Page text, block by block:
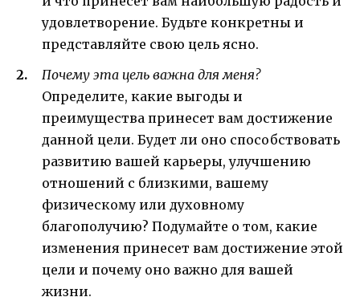
удовлетворение. Будьте конкретны и
представляйте свою цель ясно.
Почему эта цель важна для меня?
Определите, какие выгоды и
преимущества принесет вам достижение
данной цели. Будет ли оно способствовать
развитию вашей карьеры, улучшению
отношений с близкими, вашему
физическому или духовному
благополучию? Подумайте о том, какие
изменения принесет вам достижение этой
цели и почему оно важно для вашей
жизни.